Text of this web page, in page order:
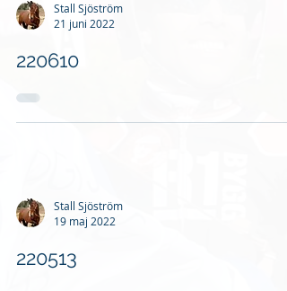
Stall Sjöström
21 juni 2022
220610
Stall Sjöström
19 maj 2022
220513